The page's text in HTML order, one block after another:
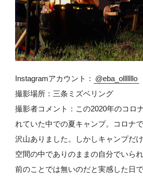
Instagramアカウント： @eba_olllllllo
撮影場所：三条ミズベリング
撮影者コメント：この2020年のコロ
れていた中での夏キャンプ。コロナ
沢山ありました。しかしキャンプだ
空間の中でありのままの自分でいら
前のことでは無いのだと実感した日で